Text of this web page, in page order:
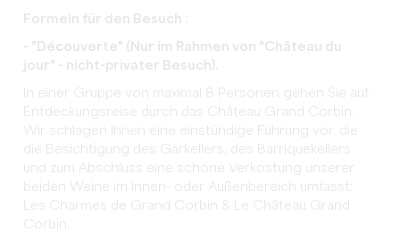
Formeln für den Besuch :
- "Découverte" (Nur im Rahmen von "Château du
jour" - nicht-privater Besuch).
In einer Gruppe von maximal 8 Personen gehen Sie auf
Entdeckungsreise durch das Château Grand Corbin.
Wir schlagen Ihnen eine einstündige Führung vor, die
die Besichtigung des Gärkellers, des Barriquekellers
und zum Abschluss eine schöne Verkostung unserer
beiden Weine im Innen- oder Außenbereich umfasst:
Les Charmes de Grand Corbin & Le Château Grand
Corbin.